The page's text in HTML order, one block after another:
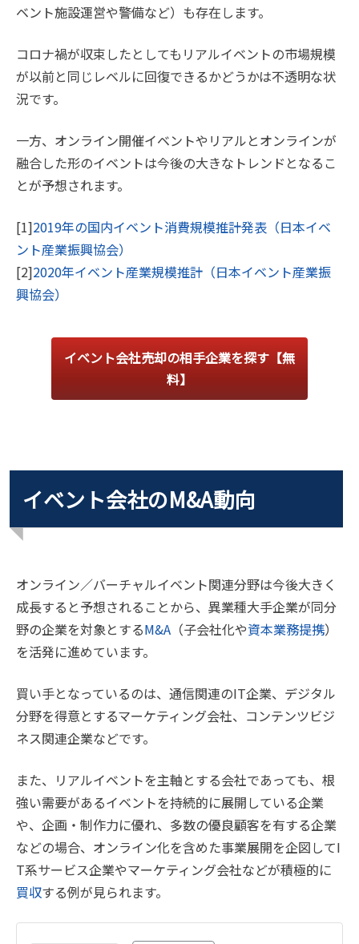
ベント施設運営や警備など）も存在します。
コロナ禍が収束したとしてもリアルイベントの市場規模
が以前と同じレベルに回復できるかどうかは不透明な状
況です。
一方、オンライン開催イベントやリアルとオンラインが
融合した形のイベントは今後の大きなトレンドとなるこ
とが予想されます。
[1]2019年の国内イベント消費規模推計発表（日本イベ
ント産業振興協会）
[2]2020年イベント産業規模推計（日本イベント産業振
興協会）
イベント会社売却の相手企業を探す【無
料】
イベント会社のM&A動向
オンライン／バーチャルイベント関連分野は今後大きく
成長すると予想されることから、異業種大手企業が同分
野の企業を対象とするM&A （子会社化や資本業務提携）
を活発に進めています。
買い手となっているのは、通信関連のIT企業、デジタル
分野を得意とするマーケティング会社、コンテンツビジ
ネス関連企業などです。
また、リアルイベントを主軸とする会社であっても、根
強い需要があるイベントを持続的に展開している企業
や、企画・制作力に優れ、多数の優良顧客を有する企業
などの場合、オンライン化を含めた事業展開を企図してI
T系サービス企業やマーケティング会社などが積極的に
買収する例が見られます。